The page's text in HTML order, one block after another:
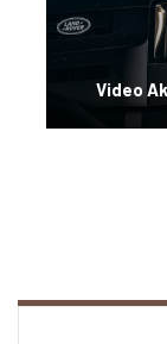
Video